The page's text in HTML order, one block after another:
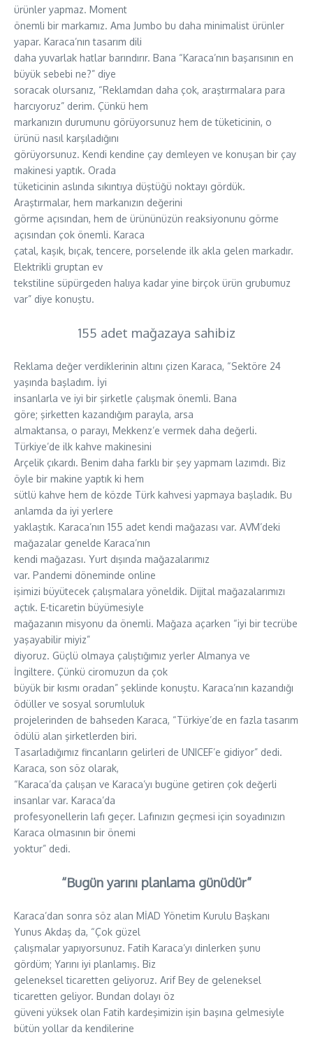
ürünler yapmaz. Moment
önemli bir markamız. Ama Jumbo bu daha minimalist ürünler
yapar. Karaca’nın tasarım dili
daha yuvarlak hatlar barındırır. Bana “Karaca’nın başarısının en
büyük sebebi ne?” diye
soracak olursanız, “Reklamdan daha çok, araştırmalara para
harcıyoruz” derim. Çünkü hem
markanızın durumunu görüyorsunuz hem de tüketicinin, o
ürünü nasıl karşıladığını
görüyorsunuz. Kendi kendine çay demleyen ve konuşan bir çay
makinesi yaptık. Orada
tüketicinin aslında sıkıntıya düştüğü noktayı gördük.
Araştırmalar, hem markanızın değerini
görme açısından, hem de ürününüzün reaksiyonunu görme
açısından çok önemli. Karaca
çatal, kaşık, bıçak, tencere, porselende ilk akla gelen markadır.
Elektrikli gruptan ev
tekstiline süpürgeden halıya kadar yine birçok ürün grubumuz
var” diye konuştu.
155 adet mağazaya sahibiz
Reklama değer verdiklerinin altını çizen Karaca, “Sektöre 24
yaşında başladım. İyi
insanlarla ve iyi bir şirketle çalışmak önemli. Bana
göre; şirketten kazandığım parayla, arsa
almaktansa, o parayı, Mekkenz’e vermek daha değerli.
Türkiye’de ilk kahve makinesini
Arçelik çıkardı. Benim daha farklı bir şey yapmam lazımdı. Biz
öyle bir makine yaptık ki hem
sütlü kahve hem de közde Türk kahvesi yapmaya başladık. Bu
anlamda da iyi yerlere
yaklaştık. Karaca’nın 155 adet kendi mağazası var. AVM’deki
mağazalar genelde Karaca’nın
kendi mağazası. Yurt dışında mağazalarımız
var. Pandemi döneminde online
işimizi büyütecek çalışmalara yöneldik. Dijital mağazalarımızı
açtık. E-ticaretin büyümesiyle
mağazanın misyonu da önemli. Mağaza açarken “iyi bir tecrübe
yaşayabilir miyiz”
diyoruz. Güçlü olmaya çalıştığımız yerler Almanya ve
İngiltere. Çünkü ciromuzun da çok
büyük bir kısmı oradan” şeklinde konuştu. Karaca’nın kazandığı
ödüller ve sosyal sorumluluk
projelerinden de bahseden Karaca, “Türkiye’de en fazla tasarım
ödülü alan şirketlerden biri.
Tasarladığımız fincanların gelirleri de UNICEF’e gidiyor” dedi.
Karaca, son söz olarak,
“Karaca’da çalışan ve Karaca’yı bugüne getiren çok değerli
insanlar var. Karaca’da
profesyonellerin lafı geçer. Lafınızın geçmesi için soyadınızın
Karaca olmasının bir önemi
yoktur” dedi.
“Bugün yarını planlama günüdür”
Karaca’dan sonra söz alan MİAD Yönetim Kurulu Başkanı
Yunus Akdaş da, “Çok güzel
çalışmalar yapıyorsunuz. Fatih Karaca’yı dinlerken şunu
gördüm; Yarını iyi planlamış. Biz
geleneksel ticaretten geliyoruz. Arif Bey de geleneksel
ticaretten geliyor. Bundan dolayı öz
güveni yüksek olan Fatih kardeşimizin işin başına gelmesiyle
bütün yollar da kendilerine